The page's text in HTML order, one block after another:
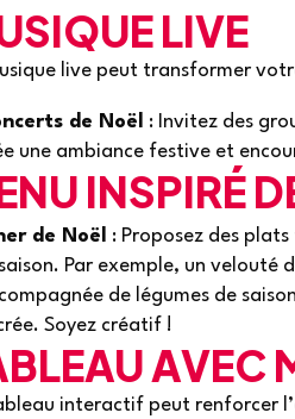
LIVE
live peut transformer
de Noël
: Invitez des
une ambiance festive et
INSPIRÉ
de Noël
: Proposez des
Par exemple, un
de légumes de
Soyez créatif !
AVEC
interactif peut renforcer